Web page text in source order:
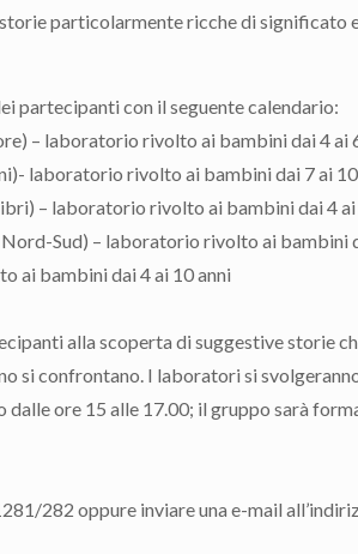
particolarmente ricche di significato
partecipanti con il seguente calendario:
– laboratorio rivolto ai bambini dai 4 ai
laboratorio rivolto ai bambini dai 7 ai
– laboratorio rivolto ai bambini dai 4 ai
Sud) – laboratorio rivolto ai bambini
ai bambini dai 4 ai 10 anni
alla scoperta di suggestive storie
si confrontano. I laboratori si
ore 15 alle 17.00; il gruppo sarà
282 oppure inviare una e-mail